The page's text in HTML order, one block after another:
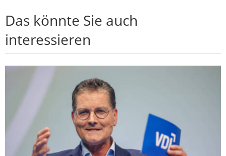
Das könnte Sie auch
interessieren